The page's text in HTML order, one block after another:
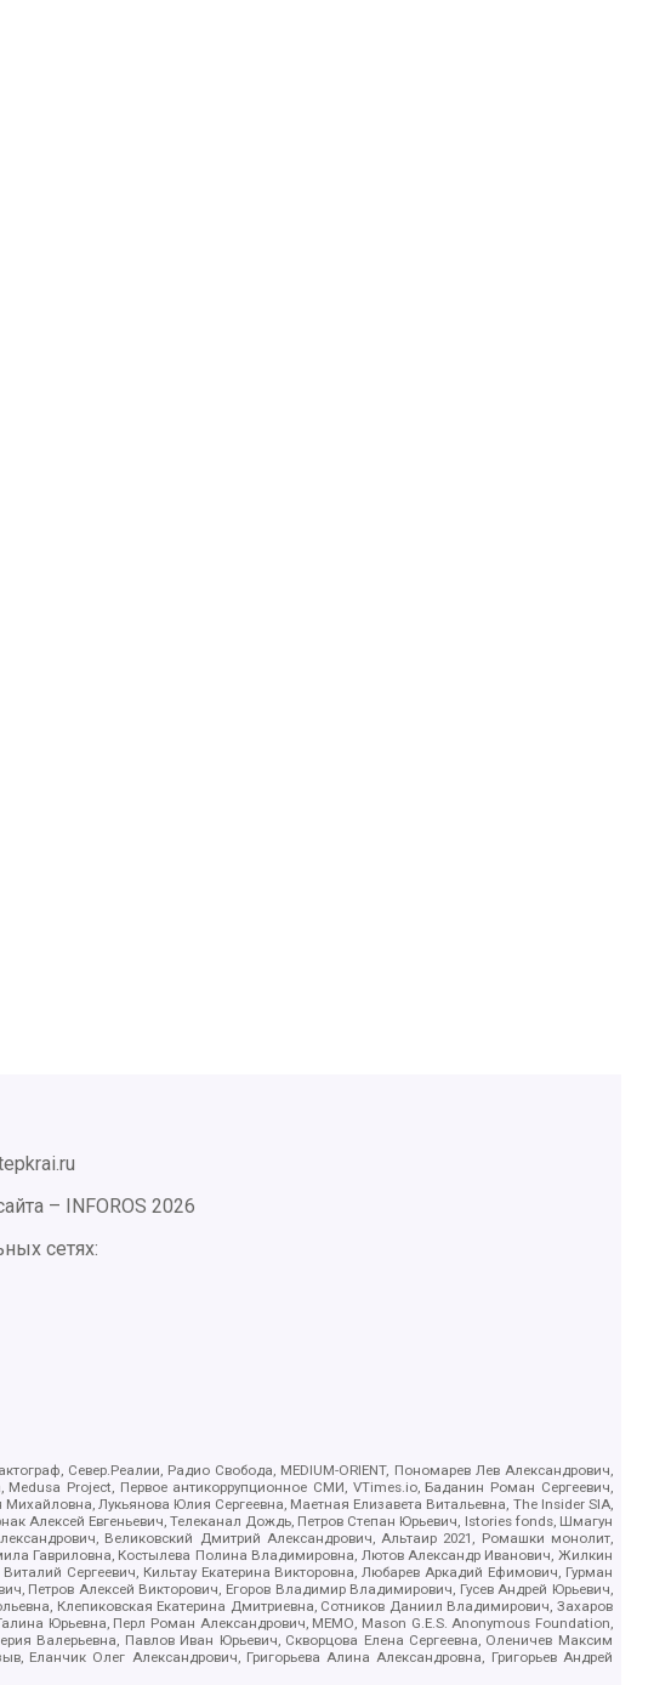
– INFOROS 2026
сетях:
Север.Реалии, Радио Свобода, MEDIUM-ORIENT, Пономарев Лев Александрович,
Project, Первое антикоррупционное СМИ, VTimes.io, Баданин Роман Сергеевич,
Лукьянова Юлия Сергеевна, Маетная Елизавета Витальевна, The Insider SIA,
Алексей Евгеньевич, Телеканал Дождь, Петров Степан Юрьевич, Istories fonds, Шмагун
Великовский Дмитрий Александрович, Альтаир 2021, Ромашки монолит,
Гавриловна, Костылева Полина Владимировна, Лютов Александр Иванович, Жилкин
Сергеевич, Кильтау Екатерина Викторовна, Любарев Аркадий Ефимович, Гурман
Петров Алексей Викторович, Егоров Владимир Владимирович, Гусев Андрей Юрьевич,
Клепиковская Екатерина Дмитриевна, Сотников Даниил Владимирович, Захаров
Юрьевна, Перл Роман Александрович, МЕМО, Mason G.E.S. Anonymous Foundation,
Валерьевна, Павлов Иван Юрьевич, Скворцова Елена Сергеевна, Оленичев Максим
Еланчик Олег Александрович, Григорьева Алина Александровна, Григорьев Андрей